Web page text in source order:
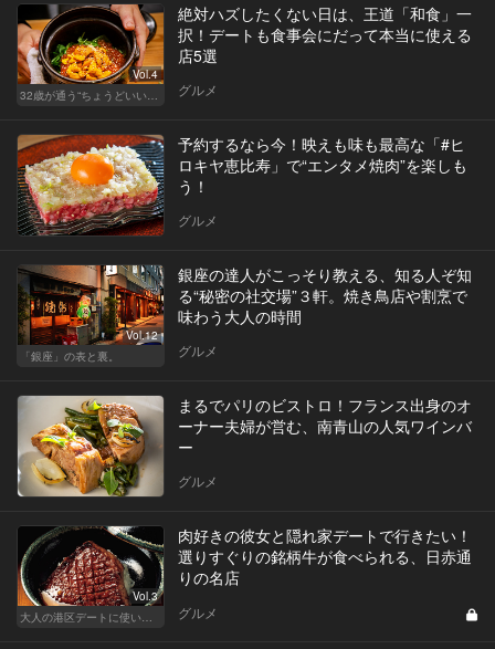
Vol.4
絶対ハズしたくない日は、王道「和食」一
択！デートも食事会にだって本当に使える
店5選
グルメ
予約するなら今！映えも味も最高な「#ヒ
ロキヤ恵比寿」で“エンタメ焼肉”を楽しも
う！
グルメ
Vol.12
「銀座」の表と裏。
銀座の達人がこっそり教える、知る人ぞ知
る“秘密の社交場”３軒。焼き鳥店や割烹で
味わう大人の時間
グルメ
まるでパリのビストロ！フランス出身のオ
ーナー夫婦が営む、南青山の人気ワインバ
ー
グルメ
Vol.3
肉好きの彼女と隠れ家デートで行きたい！
選りすぐりの銘柄牛が食べられる、日赤通
りの名店
グルメ